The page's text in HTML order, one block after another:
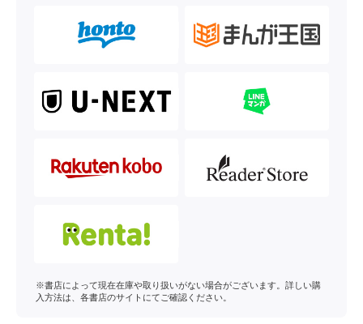
※書店によって現在在庫や取り扱いがない場合がございます。詳しい購
入方法は、各書店のサイトにてご確認ください。